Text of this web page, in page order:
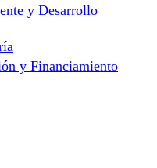
y Desarrollo
y Financiamiento